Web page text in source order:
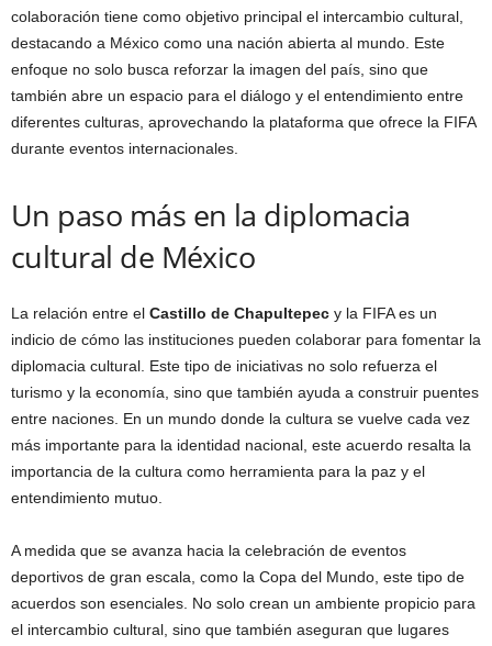
colaboración tiene como objetivo principal el intercambio cultural,
destacando a México como una nación abierta al mundo. Este
enfoque no solo busca reforzar la imagen del país, sino que
también abre un espacio para el diálogo y el entendimiento entre
diferentes culturas, aprovechando la plataforma que ofrece la FIFA
durante eventos internacionales.
Un paso más en la diplomacia
cultural de México
La relación entre el Castillo de Chapultepec y la FIFA es un
indicio de cómo las instituciones pueden colaborar para fomentar la
diplomacia cultural. Este tipo de iniciativas no solo refuerza el
turismo y la economía, sino que también ayuda a construir puentes
entre naciones. En un mundo donde la cultura se vuelve cada vez
más importante para la identidad nacional, este acuerdo resalta la
importancia de la cultura como herramienta para la paz y el
entendimiento mutuo.
A medida que se avanza hacia la celebración de eventos
deportivos de gran escala, como la Copa del Mundo, este tipo de
acuerdos son esenciales. No solo crean un ambiente propicio para
el intercambio cultural, sino que también aseguran que lugares